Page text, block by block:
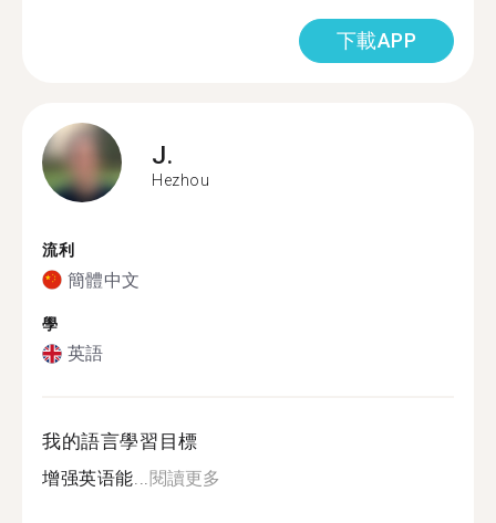
下載APP
J.
Hezhou
流利
簡體中文
學
英語
我的語言學習目標
增强英语能...閱讀更多